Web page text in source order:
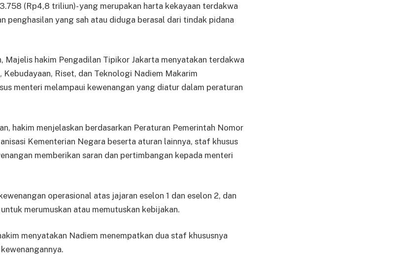
(Rp4,8 triliun)- yang merupakan harta kekayaan terdakwa
penghasilan yang sah atau diduga berasal dari tindak pidana
Majelis hakim Pengadilan Tipikor Jakarta menyatakan terdakwa
Kebudayaan, Riset, dan Teknologi Nadiem Makarim
menteri melampaui kewenangan yang diatur dalam peraturan
hakim menjelaskan berdasarkan Peraturan Pemerintah Nomor
Kementerian Negara beserta aturan lainnya, staf khusus
memberikan saran dan pertimbangan kepada menteri
operasional atas jajaran eselon 1 dan eselon 2, dan
merumuskan atau memutuskan kebijakan.
menyatakan Nadiem menempatkan dua staf khususnya